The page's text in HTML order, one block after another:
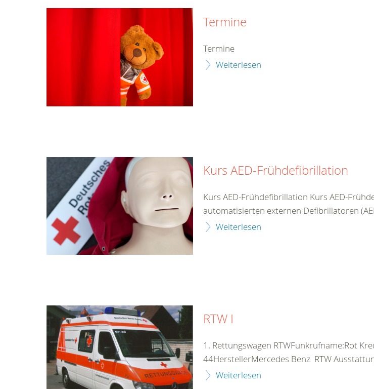
Termine
Termine
Weiterlesen
Kurs AED-Frühdefibrillation
Kurs AED-Frühdefibrillation Kurs AED-
automatisierten externen Defibrillatoren
Weiterlesen
RTW I
1. Rettungswagen RTWFunkrufname:Rot
44HerstellerMercedes Benz RTW
Weiterlesen